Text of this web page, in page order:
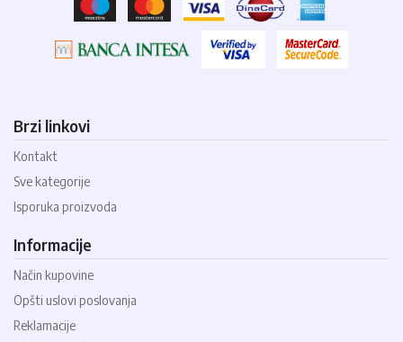
Brzi linkovi
Kontakt
Sve kategorije
Isporuka proizvoda
Informacije
Način kupovine
Opšti uslovi poslovanja
Reklamacije